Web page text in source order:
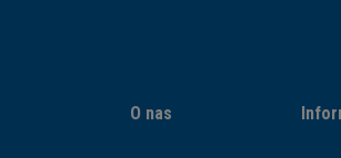
O nas